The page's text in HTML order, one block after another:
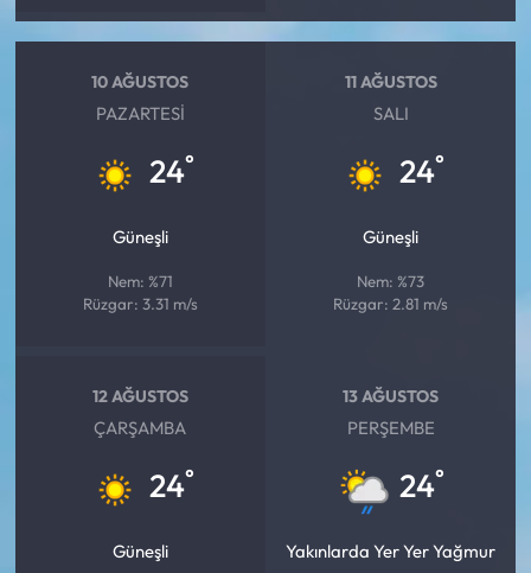
10 AĞUSTOS
PAZARTESI
24°
Güneşli
Nem: %71
Rüzgar: 3.31 m/s
11 AĞUSTOS
SALI
24°
Güneşli
Nem: %73
Rüzgar: 2.81 m/s
12 AĞUSTOS
ÇARŞAMBA
24°
Güneşli
13 AĞUSTOS
PERŞEMBE
24°
Yakınlarda Yer Yer Yağmur